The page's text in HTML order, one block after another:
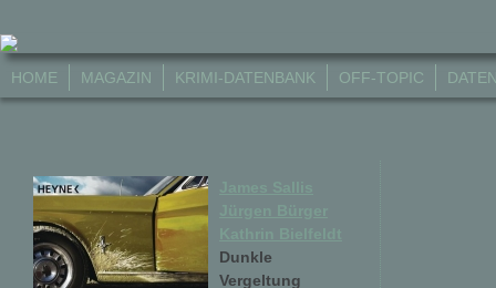
HOME MAGAZIN KRIMI-DATENBANK OFF-TOPIC
Kathrin Bielfeldt
Dunkle
Vergeltung